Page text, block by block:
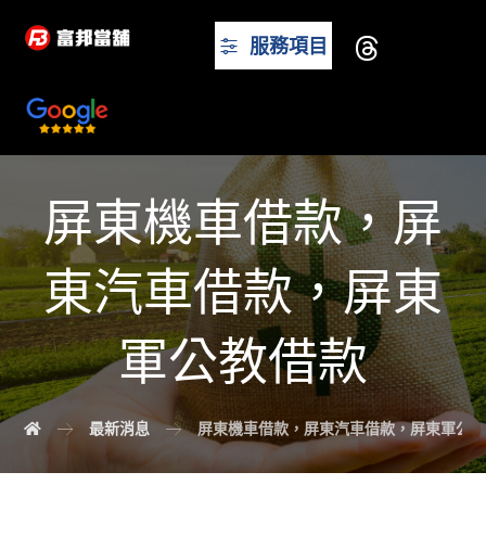
服務項目
屏東機車借款，屏
東汽車借款，屏東
軍公教借款
最新消息 屏東機車借款，屏東汽車借款，屏東軍公